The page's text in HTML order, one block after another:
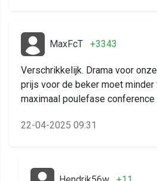
MaxFcT +3343
Verschrikkelijk. Drama voor
prijs voor de beker moet minder
maximaal poulefase conference
22-04-2025 09:31